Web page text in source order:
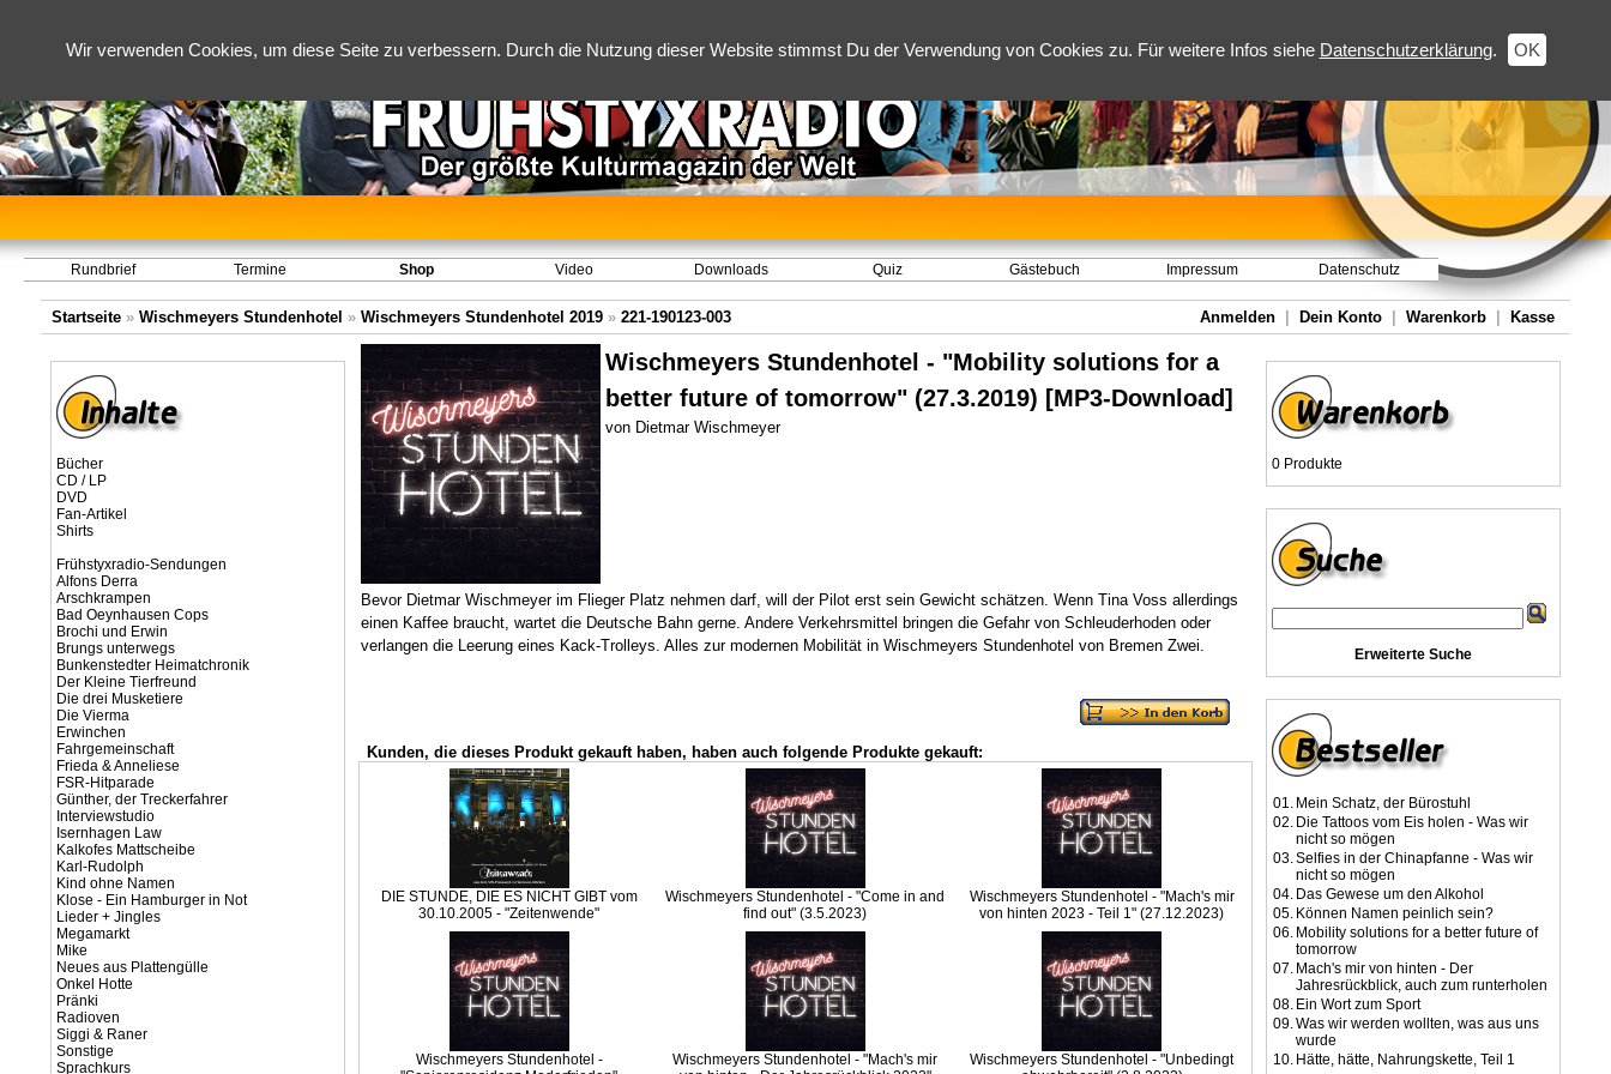
Wir verwenden Cookies, um diese Seite zu verbessern. Durch die Nutzung dieser Website stimmst Du der Verwendung von Cookies zu. Für weitere Infos siehe Datenschutzerklärung. OK
Rundbrief Termine Shop Video Downloads Quiz Gästebuch Impressum Datenschutz
Startseite » Wischmeyers Stundenhotel » Wischmeyers Stundenhotel 2019 » 221-190123-003 Anmelden Dein Konto Warenkorb Kasse
Bücher
CD / LP
DVD
Fan-Artikel
Shirts
Frühstyxradio-Sendungen
Alfons Derra
Arschkrampen
Bad Oeynhausen Cops
Brochi und Erwin
Brungs unterwegs
Bunkenstedter Heimatchronik
Der Kleine Tierfreund
Die drei Musketiere
Die Vierma
Erwinchen
Fahrgemeinschaft
Frieda & Anneliese
FSR-Hitparade
Günther, der Treckerfahrer
Interviewstudio
Isernhagen Law
Kalkofes Mattscheibe
Karl-Rudolph
Kind ohne Namen
Klose - Ein Hamburger in Not
Lieder + Jingles
Megamarkt
Mike
Neues aus Plattengülle
Onkel Hotte
Pränki
Radioven
Siggi & Raner
Sonstige
Sprachkurs
Wischmeyers Stundenhotel - "Mobility solutions for a
better future of tomorrow" (27.3.2019) [MP3-Download]
von Dietmar Wischmeyer
Bevor Dietmar Wischmeyer im Flieger Platz nehmen darf, will der Pilot erst sein Gewicht schätzen. Wenn Tina Voss allerdings
einen Kaffee braucht, wartet die Deutsche Bahn gerne. Andere Verkehrsmittel bringen die Gefahr von Schleuderhoden oder
verlangen die Leerung eines Kack-Trolleys. Alles zur modernen Mobilität in Wischmeyers Stundenhotel von Bremen Zwei.
Kunden, die dieses Produkt gekauft haben, haben auch folgende Produkte gekauft:
DIE STUNDE, DIE ES NICHT GIBT vom
30.10.2005 - "Zeitenwende"
Wischmeyers Stundenhotel - "Come in and
find out" (3.5.2023)
Wischmeyers Stundenhotel - "Mach's mir
von hinten 2023 - Teil 1" (27.12.2023)
Wischmeyers Stundenhotel -
Wischmeyers Stundenhotel - "Mach's mir
Wischmeyers Stundenhotel - "Unbedingt
0 Produkte
Erweiterte Suche
01. Mein Schatz, der Bürostuhl
02. Die Tattoos vom Eis holen - Was wir
nicht so mögen
03.Selfies in der Chinapfanne - Was wir
nicht so mögen
04. Das Gewese um den Alkohol
05. Können Namen peinlich sein?
06. Mobility solutions for a better future of
tomorrow
07. Mach's mir von hinten - Der
Jahresrückblick, auch zum runterholen
08. Ein Wort zum Sport
09.Was wir werden wollten, was aus uns
wurde
10. Hätte, hätte, Nahrungskette, Teil 1